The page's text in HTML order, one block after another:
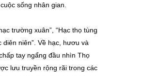
sống nhân gian.
trường xuân”, “Hạc thọ tùng
diên niên”. Về hạc, hươu và
tay ngẩng đầu nhìn Thọ
lưu truyền rộng rãi trong các